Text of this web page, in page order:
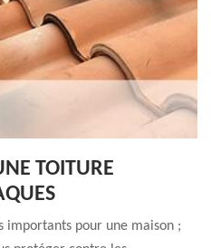
TOITURE
importants pour une maison ;